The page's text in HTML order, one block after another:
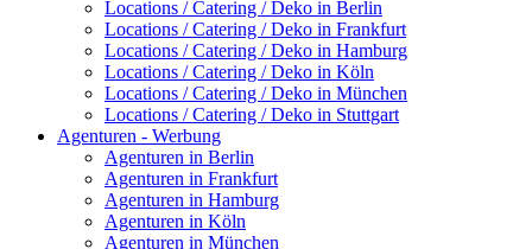
Locations / Catering / Deko in Berlin
Locations / Catering / Deko in Frankfurt
Locations / Catering / Deko in Hamburg
Locations / Catering / Deko in Köln
Locations / Catering / Deko in München
Locations / Catering / Deko in Stuttgart
Agenturen - Werbung
Agenturen in Berlin
Agenturen in Frankfurt
Agenturen in Hamburg
Agenturen in Köln
Agenturen in München